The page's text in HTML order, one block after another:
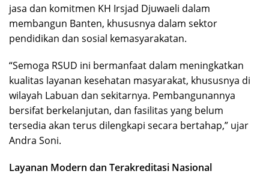
jasa dan komitmen KH Irsjad Djuwaeli dalam
membangun Banten, khususnya dalam sektor
pendidikan dan sosial kemasyarakatan.
“Semoga RSUD ini bermanfaat dalam meningkatkan
kualitas layanan kesehatan masyarakat, khususnya di
wilayah Labuan dan sekitarnya. Pembangunannya
bersifat berkelanjutan, dan fasilitas yang belum
tersedia akan terus dilengkapi secara bertahap,” ujar
Andra Soni.
Layanan Modern dan Terakreditasi Nasional